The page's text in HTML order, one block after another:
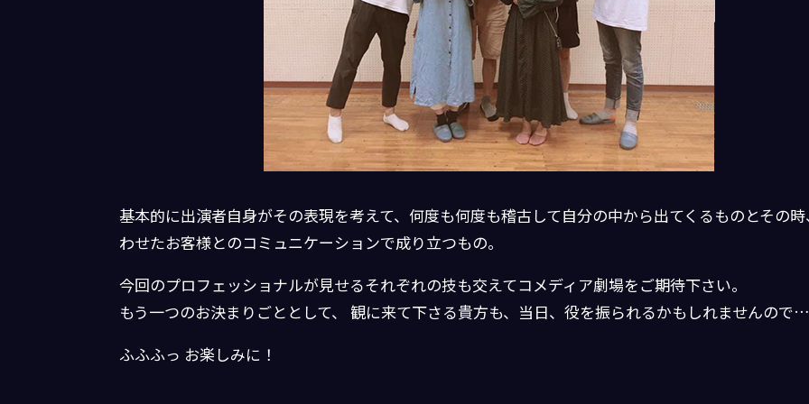
基本的に出演者自身がその表現を考えて、何度も何度も稽古して自分の中から出てくるものとその
わせたお客様とのコミュニケーションで成り立つもの。
今回のプロフェッショナルが見せるそれぞれの技も交えてコメディア劇場をご期待下さい。
もう一つのお決まりごととして、 観に来て下さる貴方も、当日、役を振られるかもしれませんので
ふふふっ お楽しみに！